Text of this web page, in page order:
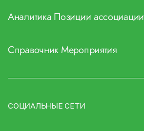
Аналитика Позиции ассоциации
СправочникМероприятия
СОЦИАЛЬНЫЕ СЕТИ